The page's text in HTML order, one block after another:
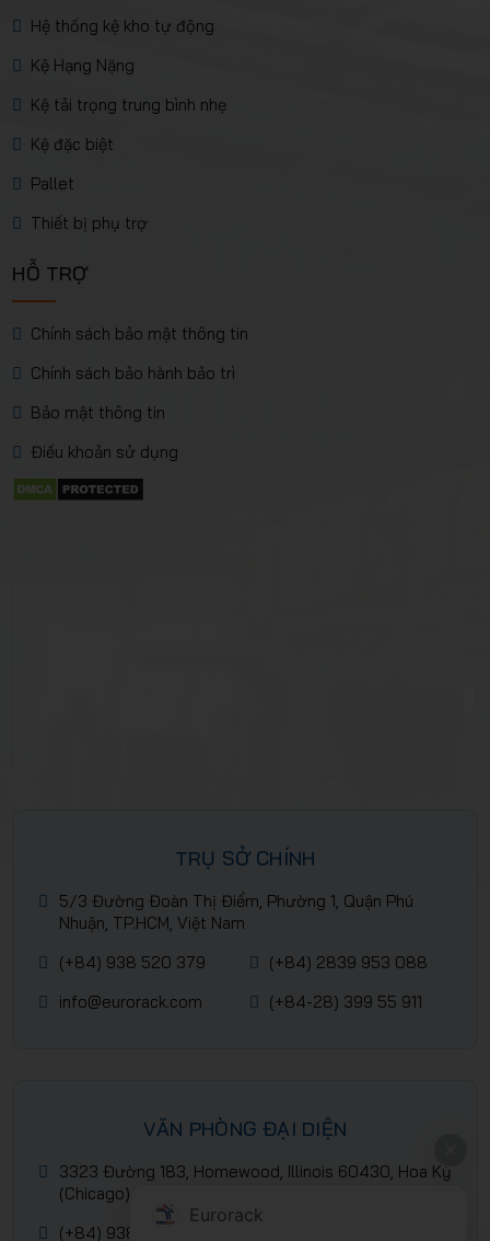
Hệ thống kệ kho tự động
Kệ Hạng Nặng
Kệ tải trọng trung bình nhẹ
Kệ đặc biệt
Pallet
Thiết bị phụ trợ
HỖ TRỢ
Chính sách bảo mật thông tin
Chính sách bảo hành bảo trì
Bảo mật thông tin
Điều khoản sử dụng
TRỤ SỞ CHÍNH
5/3 Đường Đoàn Thị Điểm, Phường 1, Quận Phú
Nhuận, TP.HCM, Việt Nam
(+84) 938 520 379
(+84) 2839 953 088
info@eurorack.com
(+84-28) 399 55 911
VĂN PHÒNG ĐẠI DIỆN
3323 Đường 183, Homewood, Illinois 60430, Hoa Kỳ
(Chicago)
(+84) 938 520 379
Eurorack